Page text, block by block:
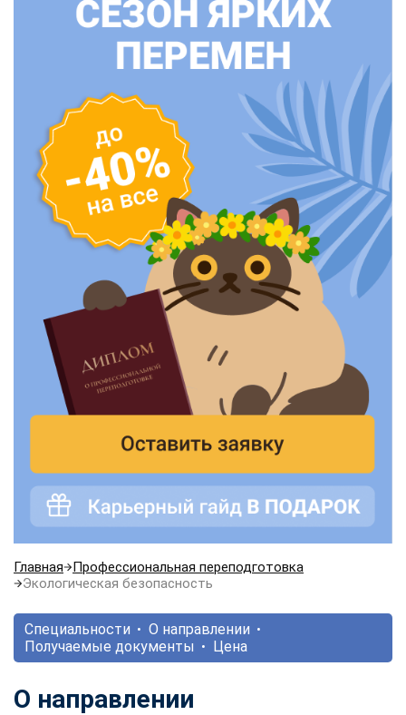
Главная
Профессиональная переподготовка
Экологическая безопасность
Специальности
О направлении
Получаемые документы
Цена
О направлении